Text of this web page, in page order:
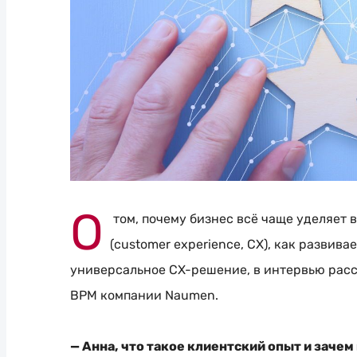
О
том, почему бизнес всё чаще
(customer experience, CX), как
универсальное CX-решение, в интервью
BPM компании Naumen.
— Анна, что такое клиентский опыт и